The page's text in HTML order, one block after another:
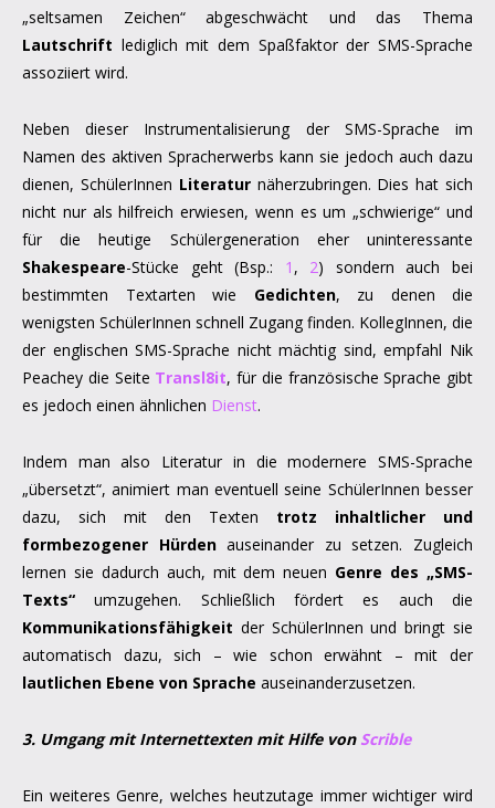
„seltsamen Zeichen“ abgeschwächt und das Thema
Lautschrift lediglich mit dem Spaßfaktor der SMS-Sprache
assoziiert wird.
Neben dieser Instrumentalisierung der SMS-Sprache im
Namen des aktiven Spracherwerbs kann sie jedoch auch dazu
dienen, SchülerInnen Literaturnäherzubringen. Dies hat sich
nicht nur als hilfreich erwiesen, wenn es um „schwierige“ und
für die heutige Schülergeneration eher uninteressante
Shakespeare-Stücke geht (Bsp.: 1 , 2) sondern auch bei
bestimmten Textarten wie Gedichten, zu denen die
wenigsten SchülerInnen schnell Zugang finden. KollegInnen, die
der englischen SMS-Sprache nicht mächtig sind, empfahl Nik
Peachey die Seite Transl8it, für die französische Sprache gibt
es jedoch einen ähnlichen Dienst.
Indem man also Literatur in die modernere SMS-Sprache
„übersetzt“, animiert man eventuell seine SchülerInnen besser
dazu, sich mit den Texten trotz inhaltlicher und
formbezogener Hürdenauseinander zu setzen. Zugleich
lernen sie dadurch auch, mit dem neuen Genre des „SMS-
Texts“ umzugehen. Schließlich fördert es auch die
Kommunikationsfähigkeit der SchülerInnen und bringt sie
automatisch dazu, sich – wie schon erwähnt – mit der
lautlichen Ebene von Sprache auseinanderzusetzen.
3. Umgang mit Internettexten mit Hilfe von Scrible
Ein weiteres Genre, welches heutzutage immer wichtiger wird